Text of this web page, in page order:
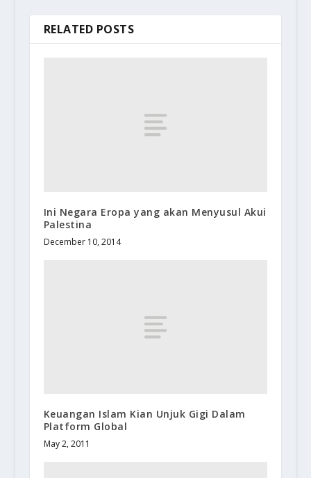
RELATED POSTS
Ini Negara Eropa yang akan Menyusul Akui
Palestina
December 10, 2014
Keuangan Islam Kian Unjuk Gigi Dalam
Platform Global
May 2, 2011